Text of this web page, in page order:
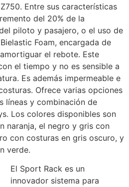
Z750. Entre sus características
del 20% de la
piloto y pasajero, o el uso de
Foam, encargada de
el rebote. Este
el tiempo y no es sensible a
Es además impermeable e
Ofrece varias opciones
líneas y combinación de
Los colores disponibles son
naranja, el negro y gris con
con costuras en gris oscuro, y
verde.
El Sport Rack es un
innovador sistema para